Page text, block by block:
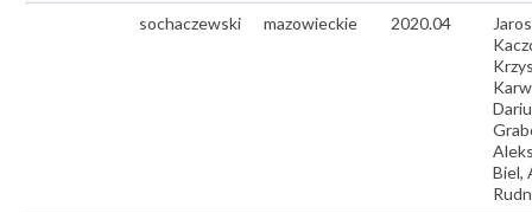
sochaczewski mazowieckie 2020.04
Biel,